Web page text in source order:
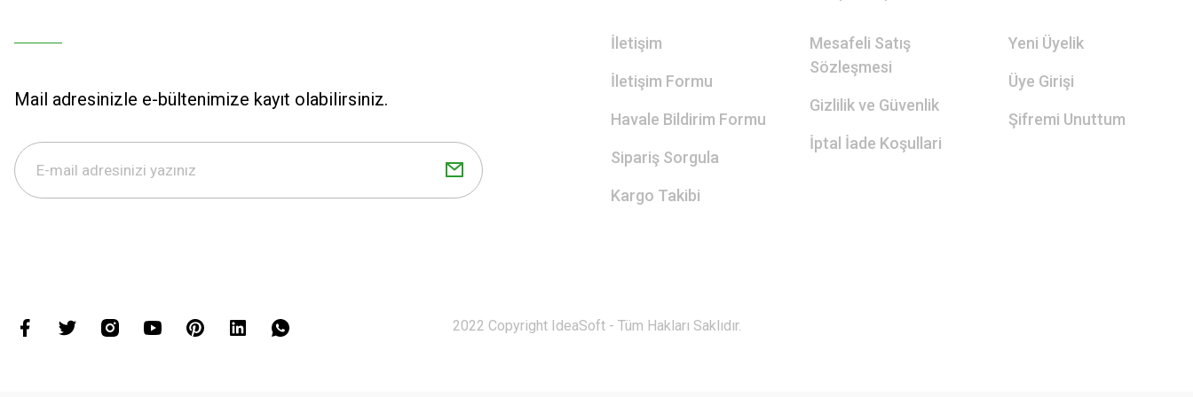
Mail adresinizle e-bültenimize kayıt olabilirsiniz.
İletişim
İletişim Formu
Havale Bildirim Formu
Sipariş Sorgula
Kargo Takibi
Mesafeli Satış
Sözleşmesi
Gizlilik ve Güvenlik
İptal İade Koşullari
Yeni Üyelik
Üye Girişi
Şifremi Unuttum
2022 Copyright IdeaSoft - Tüm Hakları Saklıdır.